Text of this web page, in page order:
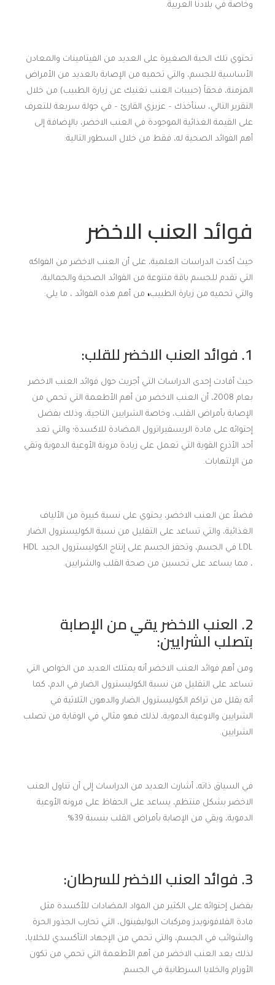
وخاصة في بلادنا العربية.
تحتوي تلك الحبة الصغيرة على العديد من الفيتامينات والمعادن
الأساسية للجسم، والتي تحميه من الإصابة بالعديد من الأمراض
المزمنة، فحقاً (حبيبات العنب تغنيك عن زيارة الطبيب) من خلال
التقرير التالي، سنأخذك – عزيزي القارئ – في جولة سريعة للتعرف
على القيمة الغذائية الموجودة في العنب الاخضر، بالإضافة إلى
أهم الفوائد الصحية له، فقط من خلال السطور التالية:
فوائد العنب الاخضر
حيث أكدت الدراسات العلمية، على أن العنب الاخضر من الفواكه
التي تقدم للجسم باقة متنوعة من الفوائد الصحية والجمالية،
والتي تحميه من زيارة الطبيب، من أهم هذه الفوائد ، ما يلي:
1. فوائد العنب الاخضر للقلب:
حيث أفادت إحدى الدراسات التي أجريت حول فوائد العنب الاخضر
بعام 2008، أن العنب الاخضر من أهم الأطعمة التي تحمي من
الإصابة بأمراض القلب، وخاصة الشرايين التاجية، وذلك بفضل
إحتوائه على مادة الريسفيراترول المضادة للاكسدة؛ والتي تعد
أحد الأذرع القوية التي تعمل على زيادة مرونة الأوعية الدموية وتقي
من الإلتهابات.
فضلاً عن العنب الاخضر، يحتوي على نسبة كبيرة من الألياف
الغذائية، والتي تساعد على التقليل من نسبة الكوليسترول الضار
LDL في الجسم، وتحفز الجسم على إنتاج الكوليسترول الجيد HDL
، مما يساعد على تحسين من صحة القلب والشرايين.
2. العنب الاخضر يقي من الإصابة
بتصلب الشرايين:
ومن أهم فوائد العنب الاخضر أنه يمتلك العديد من الخواص التي
تساعد على التقليل من نسبة الكوليسترول الضار في الدم، كما
أنه يقلل من تراكم الكوليسترول الضار والدهون الثلاثية في
الشرايين والاوعية الدموية، لذلك فهو مثالي في الوقاية من تصلب
الشرايين.
في السياق ذاته، أشارت العديد من الدراسات إلى أن تناول العنب
الاخضر بشكل منتظم، يساعد على الحفاظ على مرونه الأوعية
الدموية، ويقي من الإصابة بأمراض القلب بنسبة 39%.
3. فوائد العنب الاخضر للسرطان:
بفضل إحتوائه على الكثير من المواد المضادات للأكسدة مثل
مادة الفلافونويدز ومركبات البوليفينول، التي تحارب الجذور الحرة
والشوائب في الجسم، والتي تحمي من الإجهاد التأكسدي للخلايا،
لذلك يعد العنب الاخضر من أهم الأطعمة التي تحمي من تكون
الأورام والخلايا السرطانية في الجسم.